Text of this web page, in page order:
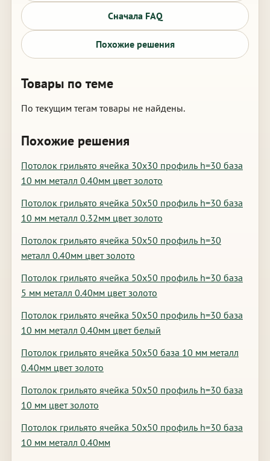
Сначала FAQ
Похожие решения
Товары по теме
По текущим тегам товары не найдены.
Похожие решения
Потолок грильято ячейка 30х30 профиль h=30 база
10 мм металл 0.40мм цвет золото
Потолок грильято ячейка 50х50 профиль h=30 база
10 мм металл 0.32мм цвет золото
Потолок грильято ячейка 50х50 профиль h=30
металл 0.40мм цвет золото
Потолок грильято ячейка 50х50 профиль h=30 база
5 мм металл 0.40мм цвет золото
Потолок грильято ячейка 50х50 профиль h=30 база
10 мм металл 0.40мм цвет белый
Потолок грильято ячейка 50х50 база 10 мм металл
0.40мм цвет золото
Потолок грильято ячейка 50х50 профиль h=30 база
10 мм цвет золото
Потолок грильято ячейка 50х50 профиль h=30 база
10 мм металл 0.40мм